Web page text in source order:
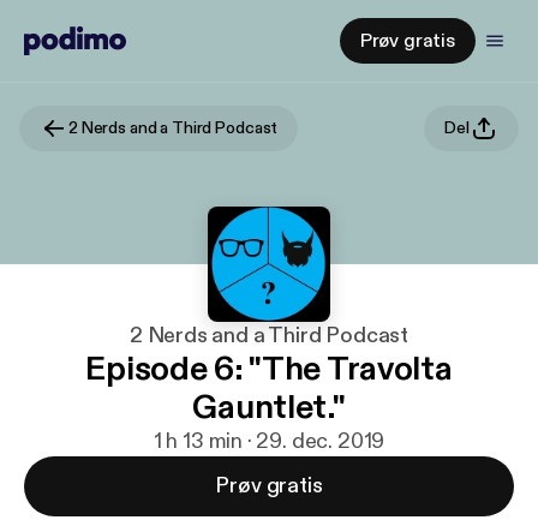
Prøv gratis
2 Nerds and a Third Podcast Del
2 Nerds and a Third Podcast
Episode 6: "The Travolta
Gauntlet."
1 h 13 min · 29. dec. 2019
Prøv gratis